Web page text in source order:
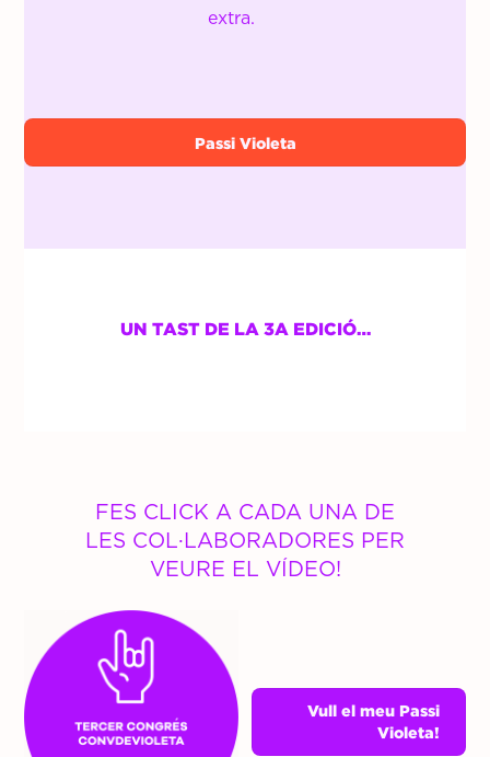
extra.
Passi Violeta
UN TAST DE LA 3A EDICIÓ…
FES CLICK A CADA UNA DE
LES COL·LABORADORES PER
VEURE EL VÍDEO!
Vull el meu Passi
Violeta!